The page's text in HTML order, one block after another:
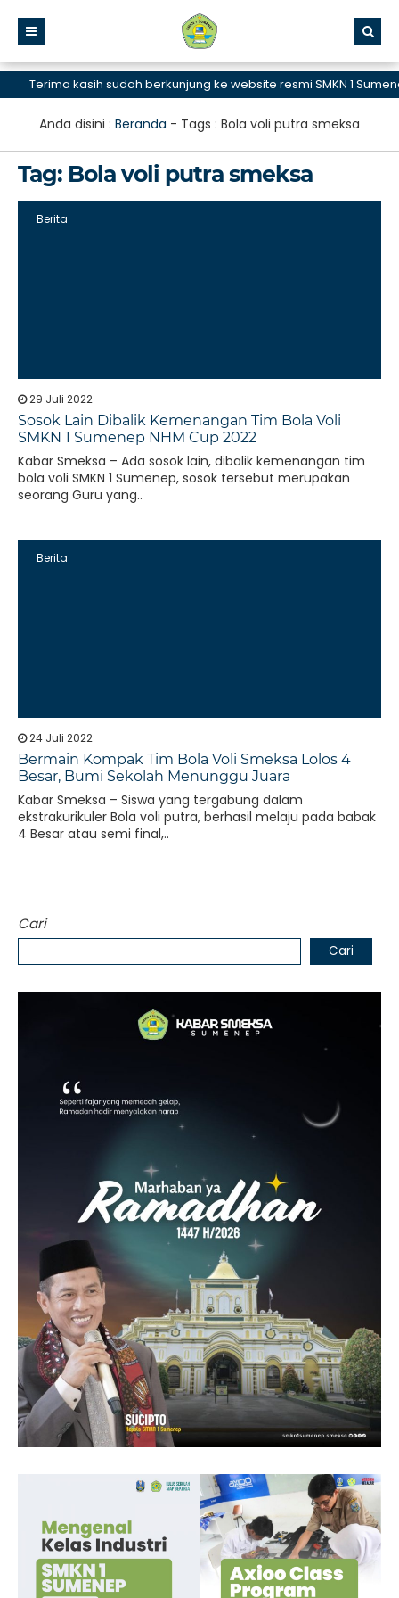
Terima kasih sudah berkunjung ke website resmi SMKN 1
Anda disini : Beranda - Tags : Bola voli putra smeksa
Tag: Bola voli putra smeksa
Berita
29 Juli 2022
Sosok Lain Dibalik Kemenangan Tim Bola Voli
SMKN 1 Sumenep NHM Cup 2022
Kabar Smeksa – Ada sosok lain, dibalik kemenangan tim
bola voli SMKN 1 Sumenep, sosok tersebut merupakan
seorang Guru yang..
Berita
24 Juli 2022
Bermain Kompak Tim Bola Voli Smeksa Lolos 4
Besar, Bumi Sekolah Menunggu Juara
Kabar Smeksa – Siswa yang tergabung dalam
ekstrakurikuler Bola voli putra, berhasil melaju pada babak
4 Besar atau semi final,..
Cari
Cari